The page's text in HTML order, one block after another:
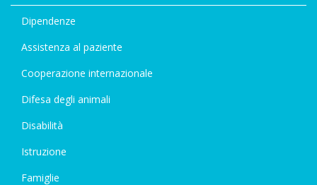
Dipendenze
Assistenza al paziente
Cooperazione internazionale
Difesa degli animali
Disabilità
Istruzione
Famiglie